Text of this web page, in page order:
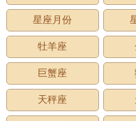
星座月份
牡羊座
巨蟹座
天秤座